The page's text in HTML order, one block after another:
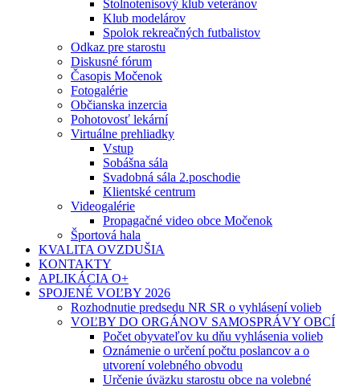
Stolnotenisový klub veteránov
Klub modelárov
Spolok rekreačných futbalistov
Odkaz pre starostu
Diskusné fórum
Časopis Močenok
Fotogalérie
Občianska inzercia
Pohotovosť lekární
Virtuálne prehliadky
Vstup
Sobášna sála
Svadobná sála 2.poschodie
Klientské centrum
Videogalérie
Propagačné video obce Močenok
Športová hala
KVALITA OVZDUŠIA
KONTAKTY
APLIKÁCIA O+
SPOJENÉ VOĽBY 2026
Rozhodnutie predsedu NR SR o vyhlásení volieb
VOĽBY DO ORGÁNOV SAMOSPRÁVY OBCÍ
Počet obyvateľov ku dňu vyhlásenia volieb
Oznámenie o určení počtu poslancov a o
utvorení volebného obvodu
Určenie úväzku starostu obce na volebné